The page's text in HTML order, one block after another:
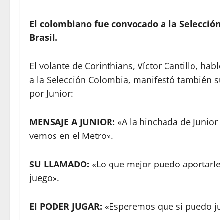
El colombiano fue convocado a la
Brasil.
El volante de Corinthians, Víctor Cantillo,
a la Selección Colombia, manifestó también
por Junior:
MENSAJE A JUNIOR: «A la hinchada de
vemos en el Metro».
SU LLAMADO: «Lo que mejor puedo
juego».
El PODER JUGAR: «Esperemos que si puedo